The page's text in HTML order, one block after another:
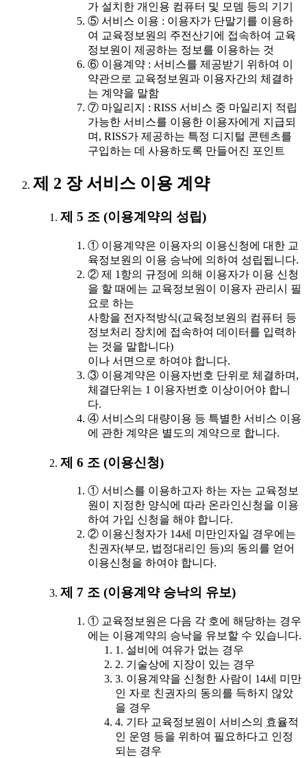
가 설치한 개인용 컴퓨터 및 모뎀 등의 기기
⑤ 서비스 이용 : 이용자가 단말기를 이용하
여 교육정보원의 주전산기에 접속하여 교육
정보원이 제공하는 정보를 이용하는 것
⑥ 이용계약 : 서비스를 제공받기 위하여 이
약관으로 교육정보원과 이용자간의 체결하
는 계약을 말함
⑦ 마일리지 : RISS 서비스 중 마일리지 적립
가능한 서비스를 이용한 이용자에게 지급되
며, RISS가 제공하는 특정 디지털 콘텐츠를
구입하는 데 사용하도록 만들어진 포인트
제 2 장 서비스 이용 계약
제 5 조 (이용계약의 성립)
① 이용계약은 이용자의 이용신청에 대한 교
육정보원의 이용 승낙에 의하여 성립됩니다.
② 제 1항의 규정에 의해 이용자가 이용 신청
을 할 때에는 교육정보원이 이용자 관리시 필
요로 하는
사항을 전자적방식(교육정보원의 컴퓨터 등
정보처리 장치에 접속하여 데이터를 입력하
는 것을 말합니다)
이나 서면으로 하여야 합니다.
③ 이용계약은 이용자번호 단위로 체결하며,
체결단위는 1 이용자번호 이상이어야 합니
다.
④ 서비스의 대량이용 등 특별한 서비스 이용
에 관한 계약은 별도의 계약으로 합니다.
제 6 조 (이용신청)
① 서비스를 이용하고자 하는 자는 교육정보
원이 지정한 양식에 따라 온라인신청을 이용
하여 가입 신청을 해야 합니다.
② 이용신청자가 14세 미만인자일 경우에는
친권자(부모, 법정대리인 등)의 동의를 얻어
이용신청을 하여야 합니다.
제 7 조 (이용계약 승낙의 유보)
① 교육정보원은 다음 각 호에 해당하는 경우
에는 이용계약의 승낙을 유보할 수 있습니다.
1. 설비에 여유가 없는 경우
2. 기술상에 지장이 있는 경우
3. 이용계약을 신청한 사람이 14세 미만
인 자로 친권자의 동의를 득하지 않았
을 경우
4. 기타 교육정보원이 서비스의 효율적
인 운영 등을 위하여 필요하다고 인정
되는 경우